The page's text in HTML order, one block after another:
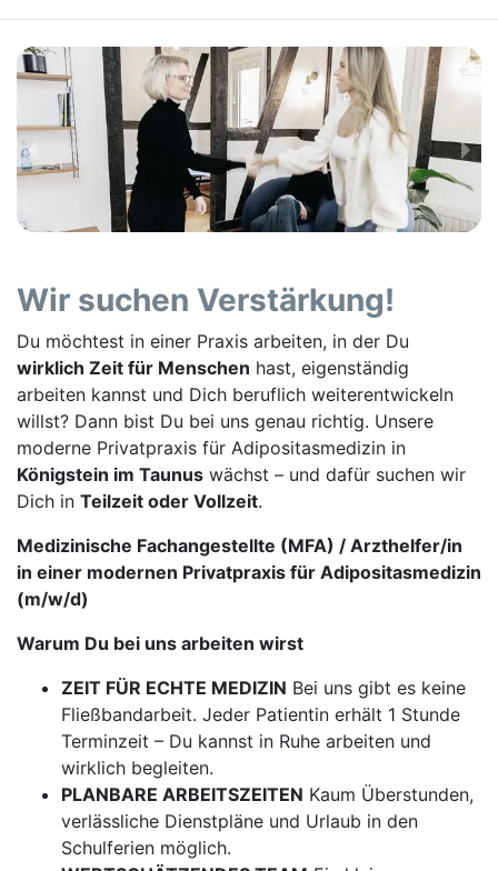
Wir suchen Verstärkung!
Du möchtest in einer Praxis arbeiten, in der Du
wirklich Zeit für Menschen hast, eigenständig
arbeiten kannst und Dich beruflich weiterentwickeln
willst? Dann bist Du bei uns genau richtig. Unsere
moderne Privatpraxis für Adipositasmedizin in
Königstein im Taunus wächst – und dafür suchen wir
Dich in Teilzeit oder Vollzeit.
Medizinische Fachangestellte (MFA) / Arzthelfer/in
in einer modernen Privatpraxis für Adipositasmedizin
(m/w/d)
Warum Du bei uns arbeiten wirst
ZEIT FÜR ECHTE MEDIZIN Bei uns gibt es keine
Fließbandarbeit. Jeder Patientin erhält 1 Stunde
Terminzeit – Du kannst in Ruhe arbeiten und
wirklich begleiten.
PLANBARE ARBEITSZEITEN Kaum Überstunden,
verlässliche Dienstpläne und Urlaub in den
Schulferien möglich.